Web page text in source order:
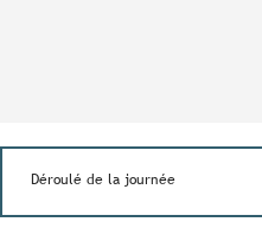
Déroulé de la journée